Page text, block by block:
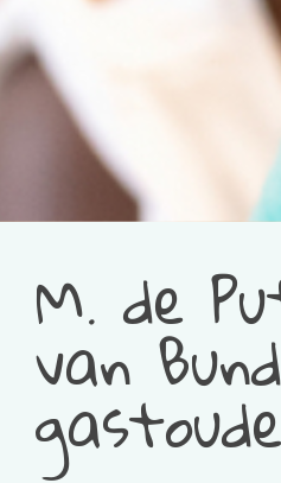
M. de
van